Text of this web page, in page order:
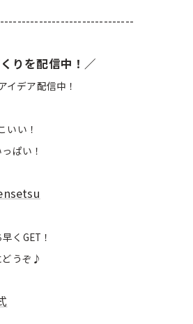
りを配信中！／
イデア配信中！
いい！
ぱい！
くGET！
どうぞ♪